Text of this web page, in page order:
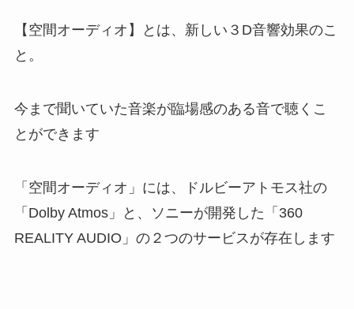
【空間オーディオ】とは、新しい３D音響効果のこ
と。
今まで聞いていた音楽が臨場感のある音で聴くこ
とができます
「空間オーディオ」には、ドルビーアトモス社の
「Dolby Atmos」と、ソニーが開発した「360
REALITY AUDIO」の２つのサービスが存在します